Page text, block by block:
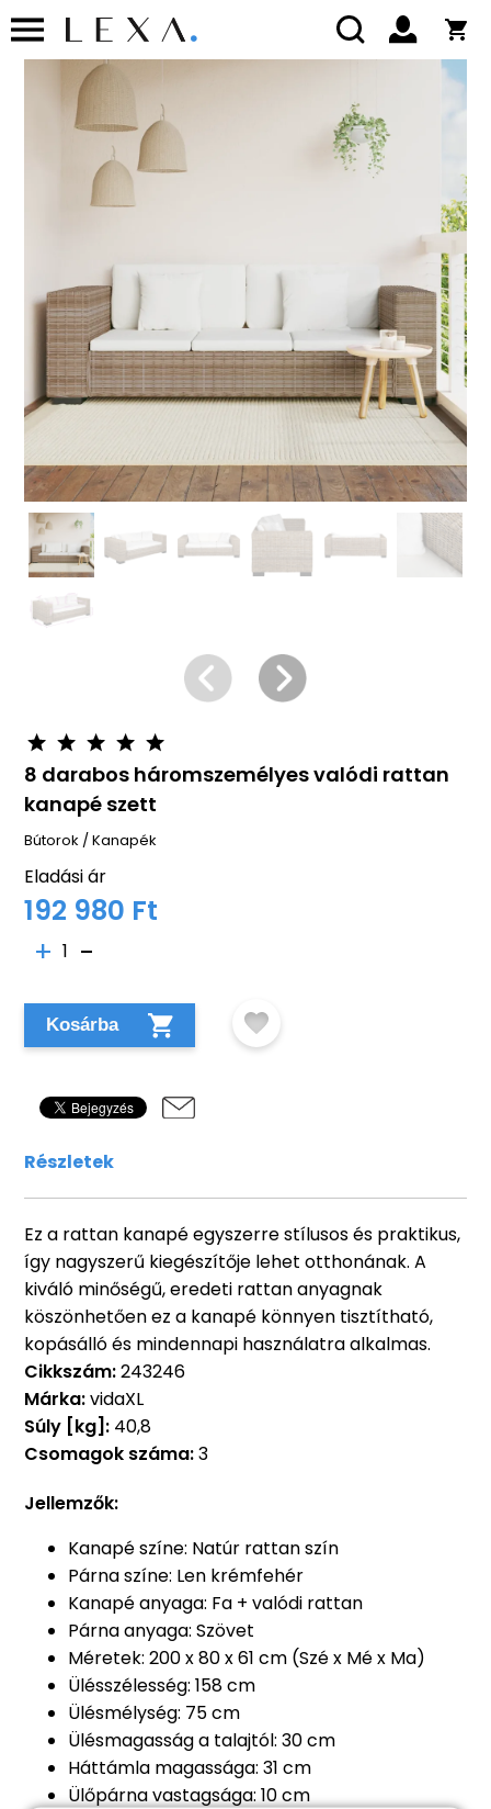
8 darabos háromszemélyes valódi rattan
kanapé szett
Bútorok /Kanapék
Eladási ár
192 980 Ft
1
Kosárba
Részletek
Ez a rattan kanapé egyszerre stílusos és praktikus,
így nagyszerű kiegészítője lehet otthonának. A
kiváló minőségű, eredeti rattan anyagnak
köszönhetően ez a kanapé könnyen tisztítható,
kopásálló és mindennapi használatra alkalmas.
Cikkszám:243246
Márka:vidaXL
Súly [kg]: 40,8
Csomagok száma:3
Jellemzők:
Kanapé színe: Natúr rattan szín
Párna színe: Len krémfehér
Kanapé anyaga: Fa + valódi rattan
Párna anyaga: Szövet
Méretek: 200 x 80 x 61 cm (Szé x Mé x Ma)
Ülésszélesség: 158 cm
Ülésmélység: 75 cm
Ülésmagasság a talajtól: 30 cm
Háttámla magassága: 31 cm
Ülőpárna vastagsága: 10 cm